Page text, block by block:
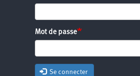
Mot de passe
Se connecter